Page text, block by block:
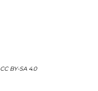
CC BY-SA 4.0